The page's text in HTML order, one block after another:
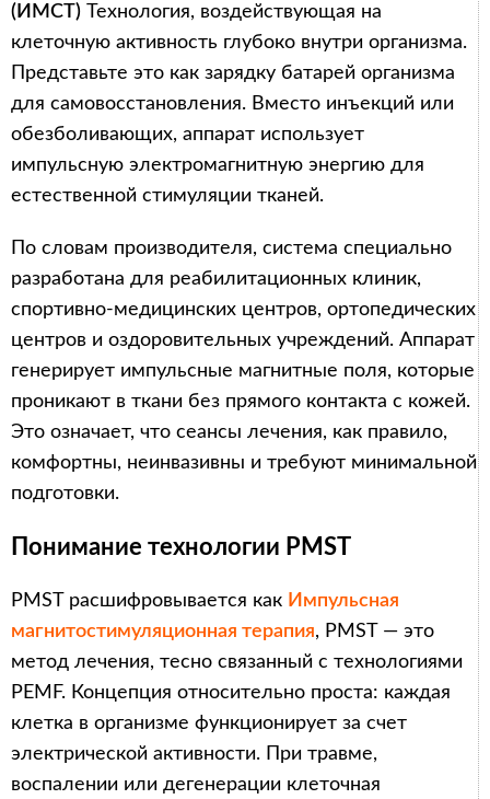
(ИМСТ) Технология, воздействующая на
клеточную активность глубоко внутри организма.
Представьте это как зарядку батарей организма
для самовосстановления. Вместо инъекций или
обезболивающих, аппарат использует
импульсную электромагнитную энергию для
естественной стимуляции тканей.
По словам производителя, система специально
разработана для реабилитационных клиник,
спортивно-медицинских центров, ортопедических
центров и оздоровительных учреждений. Аппарат
генерирует импульсные магнитные поля, которые
проникают в ткани без прямого контакта с кожей.
Это означает, что сеансы лечения, как правило,
комфортны, неинвазивны и требуют минимальной
подготовки.
Понимание технологии PMST
PMST расшифровывается как Импульсная
магнитостимуляционная терапия, PMST — это
метод лечения, тесно связанный с технологиями
PEMF. Концепция относительно проста: каждая
клетка в организме функционирует за счет
электрической активности. При травме,
воспалении или дегенерации клеточная